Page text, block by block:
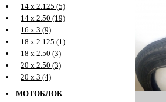
14 х 2.125 (5)
14 х 2.50 (19)
16 х 3 (9)
18 х 2.125 (1)
18 х 2.50 (3)
20 х 2.50 (3)
20 х 3 (4)
МОТОБЛОК